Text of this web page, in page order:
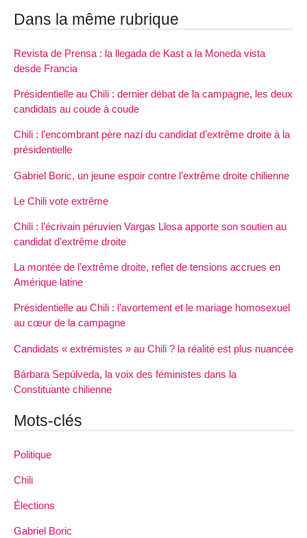
Dans la même rubrique
Revista de Prensa : la llegada de Kast a la Moneda vista
desde Francia
Présidentielle au Chili : dernier débat de la campagne, les deux
candidats au coude à coude
Chili : l’encombrant père nazi du candidat d’extrême droite à la
présidentielle
Gabriel Boric, un jeune espoir contre l’extrême droite chilienne
Le Chili vote extrême
Chili : l’écrivain péruvien Vargas Llosa apporte son soutien au
candidat d’extrême droite
La montée de l’extrême droite, reflet de tensions accrues en
Amérique latine
Présidentielle au Chili : l’avortement et le mariage homosexuel
au cœur de la campagne
Candidats « extrémistes » au Chili ? la réalité est plus nuancée
Bárbara Sepúlveda, la voix des féministes dans la
Constituante chilienne
Mots-clés
Politique
Chili
Élections
Gabriel Boric